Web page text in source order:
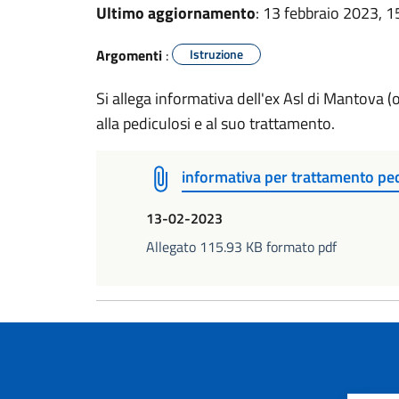
Ultimo aggiornamento: 13 febbraio 2023,
Argomenti : Istruzione
Si allega informativa dell'ex Asl di Mantova
alla pediculosi e al suo trattamento.
informativa per trattamento
13-02-2023
Allegato 115.93 KB formato pdf